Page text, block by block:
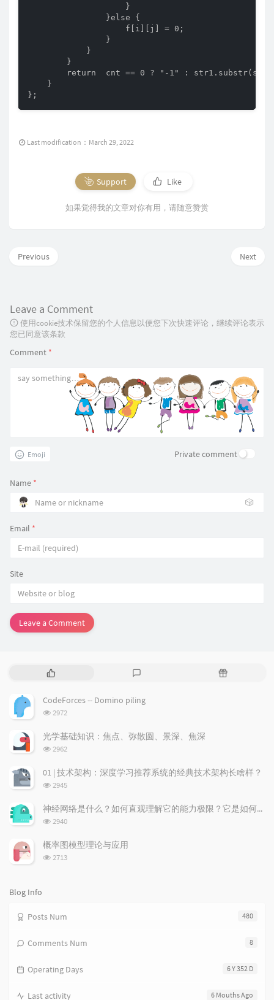
                    }
                }else {
                    f[i][j] = 0;
                }
            }
        }
return  cnt == 0 ? "-1" : str1.substr(st-
    }
};
Last modification：March 29, 2022
Support Like
如果觉得我的文章对你有用，请随意赞赏
Next
Previous
Leave a Comment
使用cookie技术保留您的个人信息以便您下次快速评论，继续评论表示
您已同意该条款
Comment *
Emoji Private comment
Name *
🎲
Email *
Site
Leave a Comment
P
p
u
a
r
r
t
c
l
s
e
t
m
n
R
t
l
CodeForces -- Domino piling
浏
次
数:
2972
光学基础知识：焦点、弥散圆、景深、焦深
浏
次
数:
2962
01 | 技术架构：深度学习推荐系统的经典技术架构长啥样？
浏
次
数:
2945
神经网络是什么？如何直观理解它的能力极限？它是如何无限逼近真理？
浏
次
数:
2940
概率图模型理论与应用
浏
2713
Blog Info
480
Posts Num
8
Comments Num
6 Y 352 D
Operating Days
6 Mouths Ago
Last activity